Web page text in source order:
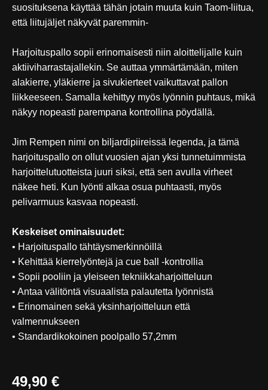
suosituksena käyttää tähän jotain muuta kuin Taom-liitua,
että liitujäljet näkyvät paremmin-
Harjoituspallo sopii erinomaisesti niin aloittelijalle kuin
aktiiviharrastajallekin. Se auttaa ymmärtämään, miten
alakierre, yläkierre ja sivukierteet vaikuttavat pallon
liikkeeseen. Samalla kehittyy myös lyönnin puhtaus, mikä
näkyy nopeasti parempana kontrollina pöydällä.
Jim Rempen nimi on biljardipiireissä legenda, ja tämä
harjoituspallo on ollut vuosien ajan yksi tunnetuimmista
harjoittelutuotteista juuri siksi, että sen avulla virheet
näkee heti. Kun lyönti alkaa osua puhtaasti, myös
pelivarmuus kasvaa nopeasti.
Keskeiset ominaisuudet:
• Harjoituspallo tähtäysmerkinnöillä
• Kehittää kierrelyöntejä ja cue ball -kontrollia
• Sopii pooliin ja yleiseen tekniikkaharjoitteluun
• Antaa välitöntä visuaalista palautetta lyönnistä
• Erinomainen sekä yksinharjoitteluun että
valmennukseen
• Standardikokoinen poolpallo 57,2mm
49,90 €